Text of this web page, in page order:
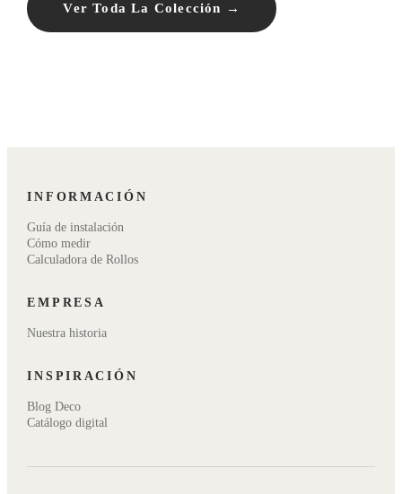
Ver Toda La Colección →
INFORMACIÓN
Guía de instalación
Cómo medir
Calculadora de Rollos
EMPRESA
Nuestra historia
INSPIRACIÓN
Blog Deco
Catálogo digital